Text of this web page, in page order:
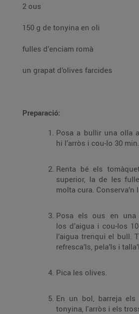
2 ous
150 g de tonyina en oli
fulles d’enciam romà
un grapat d’olives farcides
Preparació:
Posa a bullir una olla
hi
Renta bé els
superior, la de les fulles, i buida’ls amb
molta cura. Conserva’n
Posa els ous en una
los d’aigua i cou-los 10 min, a
l’aigua trenqui el bull.
refresca’ls, pela’ls i
Pica les olives.
En un bol, barreja